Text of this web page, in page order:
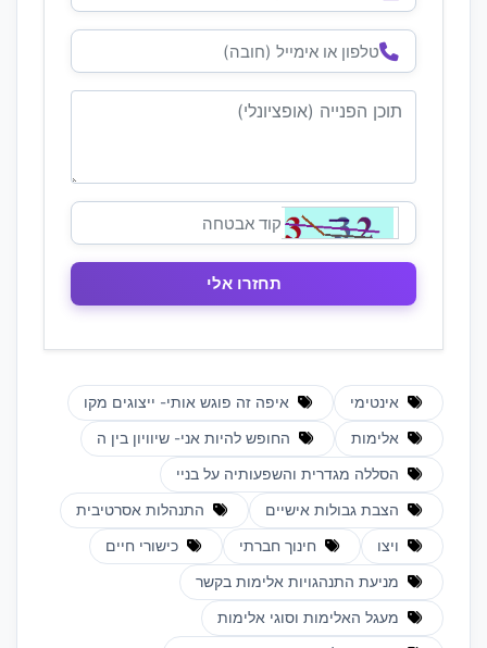
אינטימי איפה זה פוגש אותי- ייצוגים מקו
אלימות החופש להיות אני- שיוויון בין ה
הסללה מגדרית והשפעותיה על בניי
הצבת גבולות אישיים התנהלות אסרטיבית
ויצו חינוך חברתי כישורי חיים
מניעת התנהגויות אלימות בקשר
מעגל האלימות וסוגי אלימות